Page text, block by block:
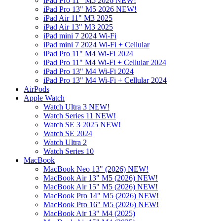
iPad Pro 13" M5 2026 NEW!
iPad Air 11" M3 2025
iPad Air 13" M3 2025
iPad mini 7 2024 Wi-Fi
iPad mini 7 2024 Wi-Fi + Cellular
iPad Pro 11" M4 Wi-Fi 2024
iPad Pro 11" M4 Wi-Fi + Cellular 2024
iPad Pro 13" M4 Wi-Fi 2024
iPad Pro 13" M4 Wi-Fi + Cellular 2024
AirPods
Apple Watch
Watch Ultra 3 NEW!
Watch Series 11 NEW!
Watch SE 3 2025 NEW!
Watch SE 2024
Watch Ultra 2
Watch Series 10
MacBook
MacBook Neo 13" (2026) NEW!
MacBook Air 13" M5 (2026) NEW!
MacBook Air 15" M5 (2026) NEW!
MacBook Pro 14" M5 (2026) NEW!
MacBook Pro 16" M5 (2026) NEW!
MacBook Air 13" M4 (2025)